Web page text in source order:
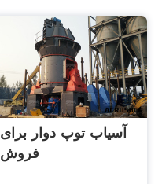
آسیاب توپ دوار برای
فروش